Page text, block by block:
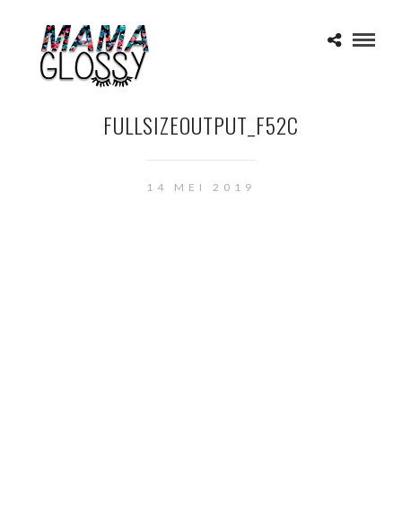
FULLSIZEOUTPUT_F52C
14 MEI 2019